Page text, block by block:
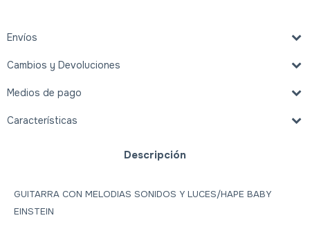
Envíos
Cambios y Devoluciones
Medios de pago
Características
Descripción
GUITARRA CON MELODIAS SONIDOS Y LUCES/HAPE BABY
EINSTEIN